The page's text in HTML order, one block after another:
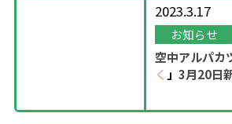
2023.3.17
お知らせ
空中アルパカ
く 」3月20日